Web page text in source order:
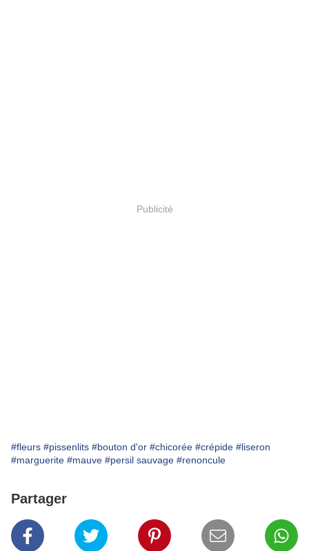
Publicité
#fleurs #pissenlits #bouton d'or #chicorée #crépide #liseron
#marguerite #mauve #persil sauvage #renoncule
Partager